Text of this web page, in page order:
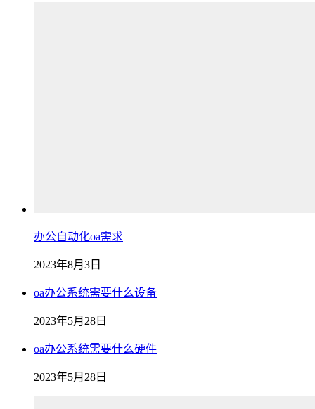
办公自动化oa需求
2023年8月3日
oa办公系统需要什么设备
2023年5月28日
oa办公系统需要什么硬件
2023年5月28日